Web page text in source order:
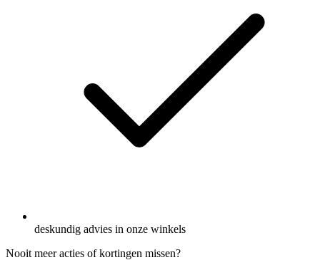
deskundig advies in onze winkels
Nooit meer acties of kortingen missen?